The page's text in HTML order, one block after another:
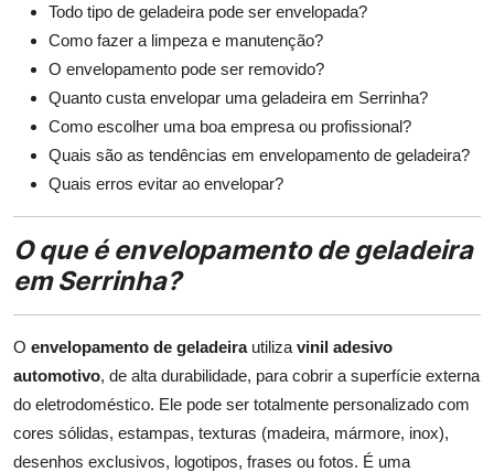
Todo tipo de geladeira pode ser envelopada?
Como fazer a limpeza e manutenção?
O envelopamento pode ser removido?
Quanto custa envelopar uma geladeira em Serrinha?
Como escolher uma boa empresa ou profissional?
Quais são as tendências em envelopamento de geladeira?
Quais erros evitar ao envelopar?
O que é envelopamento de geladeira
em Serrinha?
O envelopamento de geladeirautiliza vinil adesivo
automotivo, de alta durabilidade, para cobrir a superfície externa
do eletrodoméstico. Ele pode ser totalmente personalizado com
cores sólidas, estampas, texturas (madeira, mármore, inox),
desenhos exclusivos, logotipos, frases ou fotos. É uma